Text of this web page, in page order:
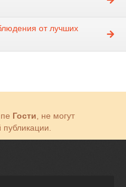
от лучших
Гости, не могут
публикации.